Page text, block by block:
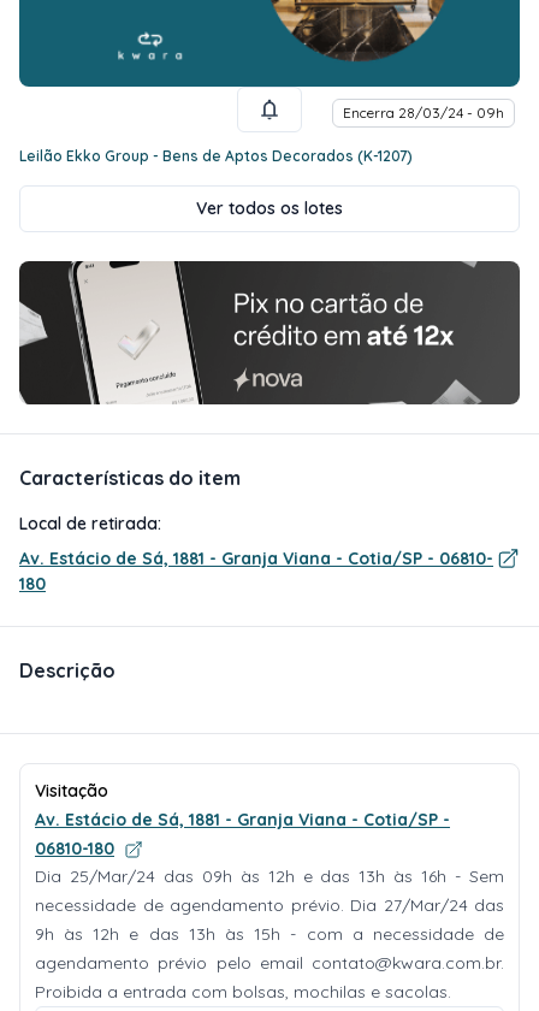
Encerra 28/03/24 - 09h
Leilão Ekko Group - Bens de Aptos Decorados (K-1207)
Ver todos os lotes
Características do item
Local de retirada:
Av. Estácio de Sá, 1881 - Granja Viana - Cotia/SP - 06810-
180
Descrição
Visitação
Av. Estácio de Sá, 1881 - Granja Viana - Cotia/SP -
06810-180
Dia 25/Mar/24 das 09h às 12h e das 13h às 16h - Sem
necessidade de agendamento prévio. Dia 27/Mar/24 das
9h às 12h e das 13h às 15h - com a necessidade de
agendamento prévio pelo email contato@kwara.com.br.
Proibida a entrada com bolsas, mochilas e sacolas.